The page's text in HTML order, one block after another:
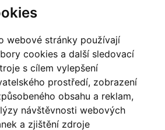
webové stránky používají
cookies a další sledovací
s cílem vylepšení
prostředí, zobrazení
obsahu a reklam,
návštěvnosti webových
a zjištění zdroje
zabývající se dovozem a
designového i stylového nábytku
a dekorací.